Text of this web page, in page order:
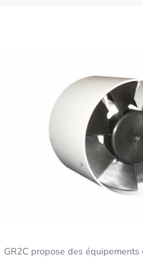
GR2C propose des